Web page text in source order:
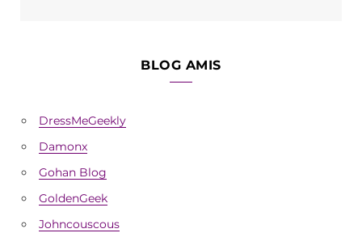
BLOG AMIS
DressMeGeekly
Damonx
Gohan Blog
GoldenGeek
Johncouscous